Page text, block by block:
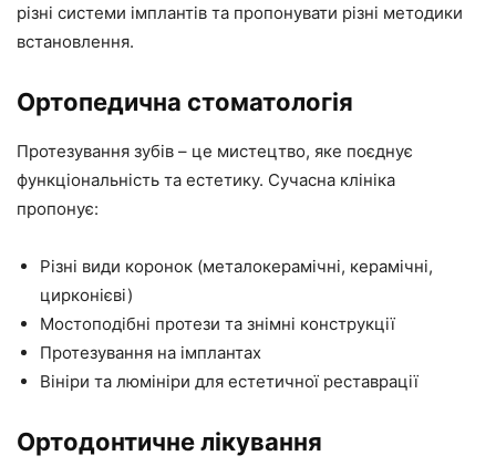
різні системи імплантів та пропонувати різні методики
встановлення.
Ортопедична стоматологія
Протезування зубів – це мистецтво, яке поєднує
функціональність та естетику. Сучасна клініка
пропонує:
Різні види коронок (металокерамічні, керамічні,
цирконієві)
Мостоподібні протези та знімні конструкції
Протезування на імплантах
Вініри та люмініри для естетичної реставрації
Ортодонтичне лікування